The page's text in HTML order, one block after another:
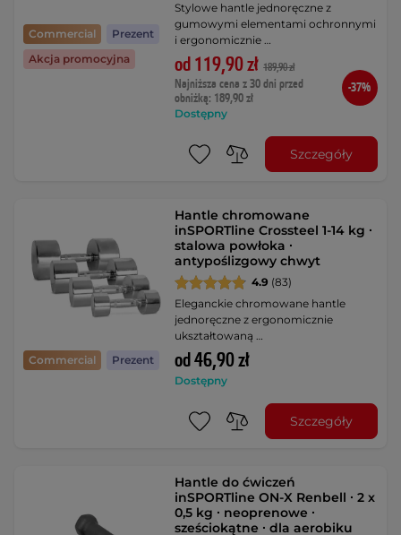
Commercial
Prezent
Akcja promocyjna
Stylowe hantle jednoręczne z
gumowymi elementami ochronnymi
i ergonomicznie …
od 119,90 zł 189,90 zł
Najniższa cena z 30 dni przed
obniżką: 189,90 zł
Dostępny
-37%
Szczegóły
Commercial Prezent
Hantle chromowane
inSPORTline Crossteel 1-14 kg ∙
stalowa powłoka ∙
antypoślizgowy chwyt
4.9 (83)
Eleganckie chromowane hantle
jednoręczne z ergonomicznie
ukształtowaną …
od 46,90 zł
Dostępny
Szczegóły
Hantle do ćwiczeń
inSPORTline ON-X Renbell ∙ 2 x
0,5 kg ∙ neoprenowe ∙
sześciokątne ∙ dla aerobiku